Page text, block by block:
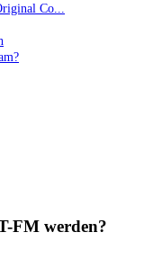
Co...
FM werden?